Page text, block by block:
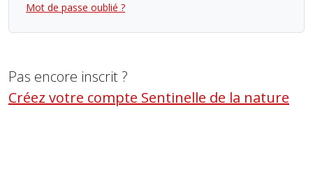
Mot de passe oublié ?
Pas encore inscrit ?
Créez votre compte Sentinelle de la nature